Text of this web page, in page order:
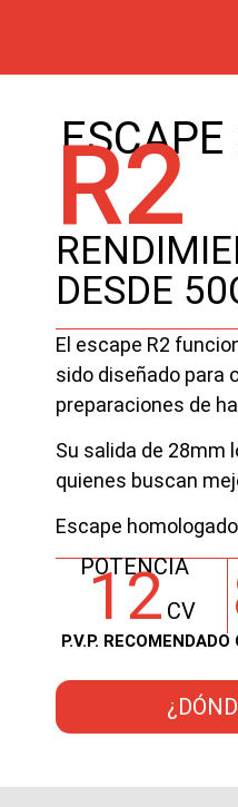
R2
DESDE
El escape R2
sido diseñado para
preparaciones de
Su salida de 28mm
quienes buscan
Escape
POTENCIA
12CV
P.V.P.